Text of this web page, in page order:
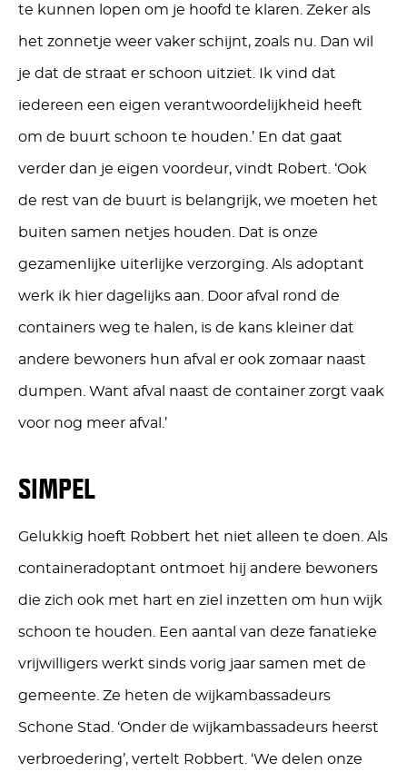
te kunnen lopen om je hoofd te klaren. Zeker als
het zonnetje weer vaker schijnt, zoals nu. Dan wil
je dat de straat er schoon uitziet. Ik vind dat
iedereen een eigen verantwoordelijkheid heeft
om de buurt schoon te houden.’ En dat gaat
verder dan je eigen voordeur, vindt Robert. ‘Ook
de rest van de buurt is belangrijk, we moeten het
buiten samen netjes houden. Dat is onze
gezamenlijke uiterlijke verzorging. Als adoptant
werk ik hier dagelijks aan. Door afval rond de
containers weg te halen, is de kans kleiner dat
andere bewoners hun afval er ook zomaar naast
dumpen. Want afval naast de container zorgt vaak
voor nog meer afval.’
SIMPEL
Gelukkig hoeft Robbert het niet alleen te doen. Als
containeradoptant ontmoet hij andere bewoners
die zich ook met hart en ziel inzetten om hun wijk
schoon te houden. Een aantal van deze fanatieke
vrijwilligers werkt sinds vorig jaar samen met de
gemeente. Ze heten de wijkambassadeurs
Schone Stad. ‘Onder de wijkambassadeurs heerst
verbroedering’, vertelt Robbert. ‘We delen onze